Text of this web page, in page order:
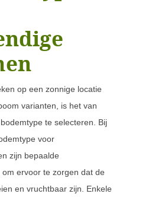
op een zonnige locatie
varianten, is het van
te selecteren. Bij
voor
zijn bepaalde
ervoor te zorgen dat de
en vruchtbaar zijn. Enkele